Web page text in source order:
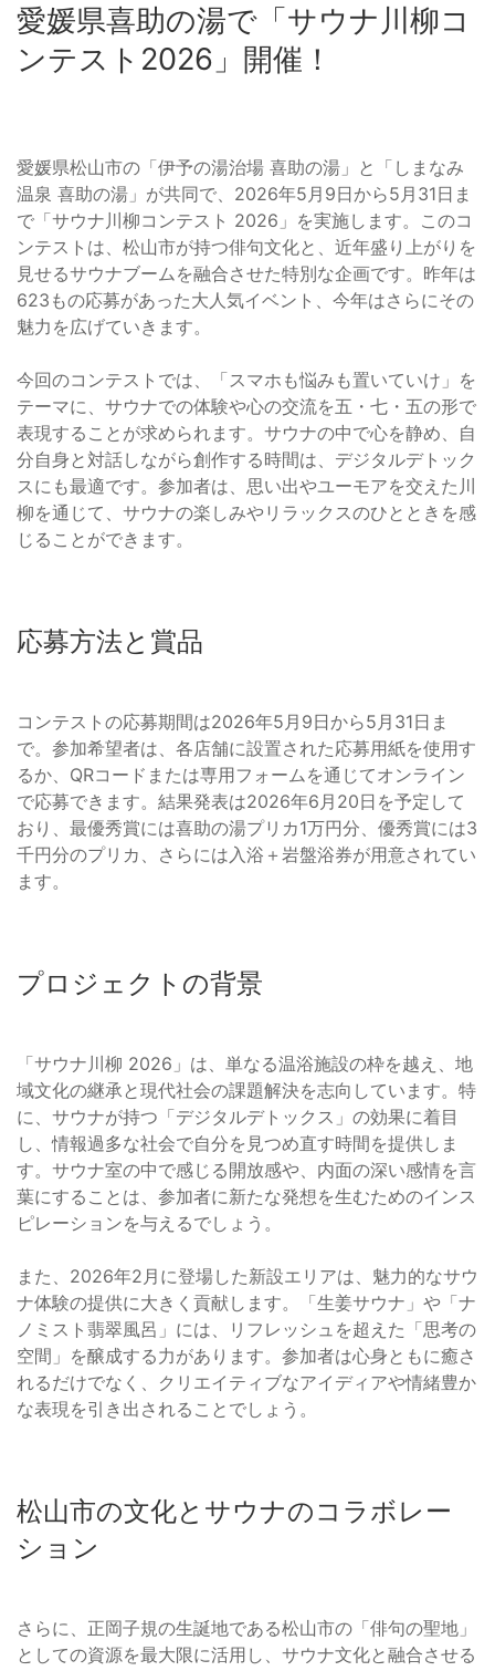
愛媛県喜助の湯で「サウナ川柳コ
ンテスト2026」開催！
愛媛県松山市の「伊予の湯治場 喜助の湯」と「しまなみ
温泉 喜助の湯」が共同で、2026年5月9日から5月31日ま
で「サウナ川柳コンテスト 2026」を実施します。このコ
ンテストは、松山市が持つ俳句文化と、近年盛り上がりを
見せるサウナブームを融合させた特別な企画です。昨年は
623もの応募があった大人気イベント、今年はさらにその
魅力を広げていきます。
今回のコンテストでは、「スマホも悩みも置いていけ」を
テーマに、サウナでの体験や心の交流を五・七・五の形で
表現することが求められます。サウナの中で心を静め、自
分自身と対話しながら創作する時間は、デジタルデトック
スにも最適です。参加者は、思い出やユーモアを交えた川
柳を通じて、サウナの楽しみやリラックスのひとときを感
じることができます。
応募方法と賞品
コンテストの応募期間は2026年5月9日から5月31日ま
で。参加希望者は、各店舗に設置された応募用紙を使用す
るか、QRコードまたは専用フォームを通じてオンライン
で応募できます。結果発表は2026年6月20日を予定して
おり、最優秀賞には喜助の湯プリカ1万円分、優秀賞には3
千円分のプリカ、さらには入浴＋岩盤浴券が用意されてい
ます。
プロジェクトの背景
「サウナ川柳 2026」は、単なる温浴施設の枠を越え、地
域文化の継承と現代社会の課題解決を志向しています。特
に、サウナが持つ「デジタルデトックス」の効果に着目
し、情報過多な社会で自分を見つめ直す時間を提供しま
す。サウナ室の中で感じる開放感や、内面の深い感情を言
葉にすることは、参加者に新たな発想を生むためのインス
ピレーションを与えるでしょう。
また、2026年2月に登場した新設エリアは、魅力的なサウ
ナ体験の提供に大きく貢献します。「生姜サウナ」や「ナ
ノミスト翡翠風呂」には、リフレッシュを超えた「思考の
空間」を醸成する力があります。参加者は心身ともに癒さ
れるだけでなく、クリエイティブなアイディアや情緒豊か
な表現を引き出されることでしょう。
松山市の文化とサウナのコラボレー
ション
さらに、正岡子規の生誕地である松山市の「俳句の聖地」
としての資源を最大限に活用し、サウナ文化と融合させる